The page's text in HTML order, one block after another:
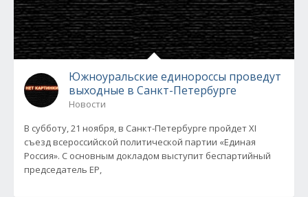
Южноуральские единороссы проведут
выходные в Санкт-Петербурге
Новости
В субботу, 21 ноября, в Санкт-Петербурге пройдет XI
съезд всероссийской политической партии «Единая
Россия». С основным докладом выступит беспартийный
председатель ЕР,